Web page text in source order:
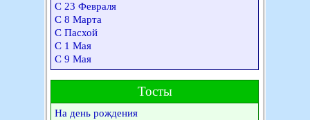
С 23 Февраля
С 8 Марта
С Пасхой
С 1 Мая
С 9 Мая
Тосты
На день рождения